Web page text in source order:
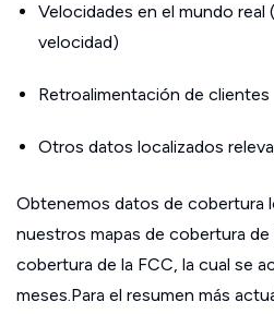
Velocidades en el mundo real
velocidad)
Retroalimentación de clientes
Otros datos localizados
Obtenemos datos de cobertura
nuestros mapas de cobertura de
cobertura de la FCC, la cual se
meses.Para el resumen más